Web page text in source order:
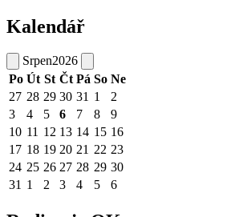
Kalendář
Srpen2026
Po Út St Čt Pá So Ne
27 28 29 30 31 1
2
3
4 5 6 7 8
9
10 11 12 13 14 15 16
17 18 19 20 21 22 23
24 25 26 27 28 29 30
31 1 2 3 4 5 6